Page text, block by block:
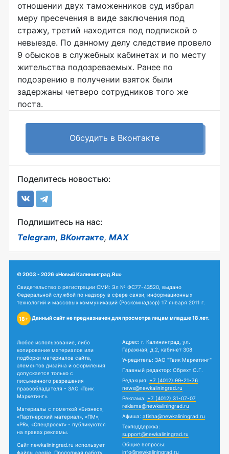
отношении двух таможенников суд избрал
меру пресечения в виде заключения под
стражу, третий находится под подпиской о
невыезде. По данному делу следствие провело
9 обысков в служебных кабинетах и по месту
жительства подозреваемых. Ранее по
подозрению в получении взяток были
задержаны четверо сотрудников того же
поста.
Обсудить в Вконтакте
Поделитесь новостью:
Подпишитесь на нас:
Telegram, ВКонтакте, MAX
© 2003 - 2026 «Новый Калининград.Ru»
Свидетельство о регистрации СМИ: Эл № ФС77-43520, выдано
Федеральной службой по надзору в сфере связи, информационных
технологий и массовых коммуникаций (Роскомнадзор) 17 января 2011 г.
18+ Данный сайт не предназначен для просмотра лицам младше 18 лет.
Любое использование, либо
копирование материалов или
подборки материалов сайта,
элементов дизайна и оформления
допускается только с
письменного разрешения
правообладателя - ЗАО «Твик
Маркетинг».
Материалы с пометкой «Бизнес»,
«Партнерский материал», «ПМ»,
«PR», «Спецпроект» - публикуются
на правах рекламы.
Сайт newkaliningrad.ru использует
файлы cookie. Продолжая работу
Адрес: г. Калининград, ул.
Гаражная, д.2, кабинет 308
Учредитель: ЗАО "Твик Маркетинг"
Главный редактор: Обрехт О.Г.
Редакция: +7 (4012) 99-21-76
news@newkaliningrad.ru
Реклама: +7 (4012) 31-07-07
reklama@newkaliningrad.ru
Афиша: afisha@newkaliningrad.ru
Техподдержка:
support@newkaliningrad.ru
Общие вопросы:
info@newkaliningrad.ru